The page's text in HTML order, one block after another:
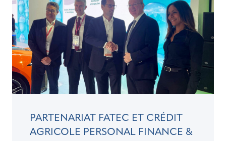
PARTENARIAT FATEC ET CRÉDIT
AGRICOLE PERSONAL FINANCE &